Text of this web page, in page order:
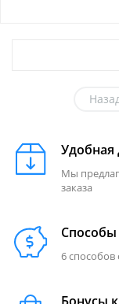
Удобная
Мы
заказа
6 способов
Бонусы